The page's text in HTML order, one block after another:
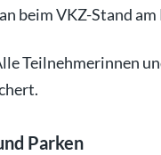
beim VKZ-Stand
Teilnehmerinnen
Parken